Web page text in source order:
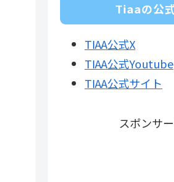
Tiaaの公
TIAA公式X
TIAA公式Youtube
TIAA公式サイト
スポンサ